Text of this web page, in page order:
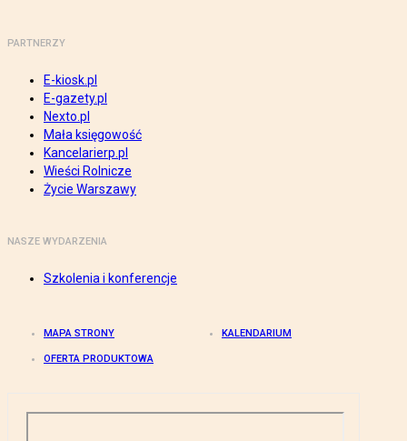
PARTNERZY
E-kiosk.pl
E-gazety.pl
Nexto.pl
Mała księgowość
Kancelarierp.pl
Wieści Rolnicze
Życie Warszawy
NASZE WYDARZENIA
Szkolenia i konferencje
MAPA STRONY KALENDARIUM
OFERTA PRODUKTOWA